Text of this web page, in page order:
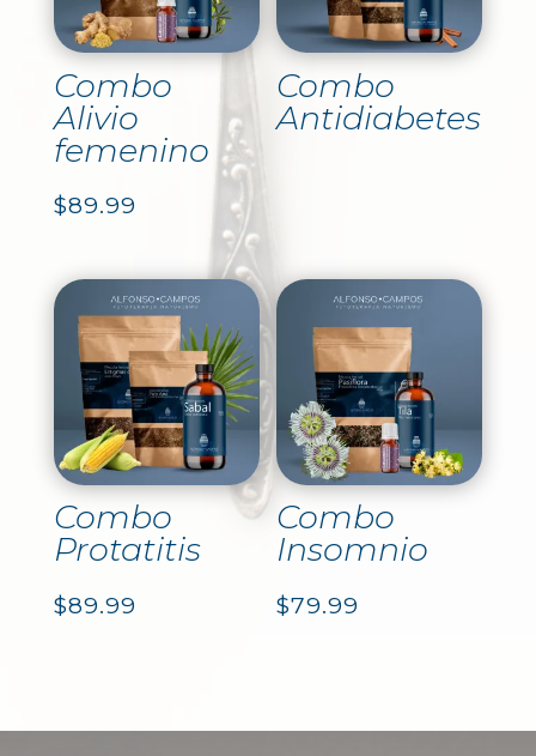
Combo
Alivio
femenino
$89.99
Combo
Antidiabetes
Combo
Protatitis
$89.99
Combo
Insomnio
$79.99